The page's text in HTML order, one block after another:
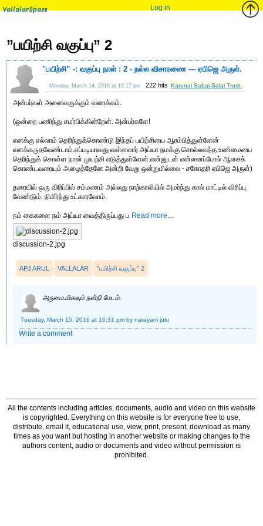
VallalarSpace Log in
”பயிற்சி வகுப்பு” 2
"பயிற்சி” -: வகுப்பு நாள் : 2 - நல்ல விசாரணை --- ஏபிஜெ அருள்.
Monday, March 14, 2016 at 16:17 pm 222 hits Karunai Sabai-Salai Trust.
அன்பர்கள் அனைவருக்கும் வணக்கம்.
(ஒன்றை பணிந்து சமர்பிக்கின்றேன். அன்பர்களே!
எனக்கு எல்லாம் தெரிந்துக்கொண்டு இந்தப் பயிற்சியை ஆரம்பித்துள்ளேன்
எனக்கருதவேண்டாம்.எப்படியாவது வள்ளலார் அய்யா நமக்கு சொல்லவந்த உண்மையை
தெரிந்துக் கொள்ள நான் முயற்சி எடுத்துள்ளேன்.என்னுடன் என்னைப்போல் ஆசைக்
கொண்டவரையும் அழைத்தேனே அன்றி வேறு ஒன்றுமில்லை - சகோதரி ஏபிஜெ அருள்)
தரையில் ஒரு விரிப்பில் சம்மணம் அல்லது நாற்காலியில் அமர்ந்து கால் மாட்டில் விரிப்பு
வேண்டும். நிமிர்ந்து உட்காரவோம்.
நம் கைகளை நம் அய்யா வைத்திருப்பது ப Read more...
discussion-2.jpg
APJ ARUL VALLALAR ”பயிற்சி வகுப்பு” 2
அருமை.மிகவும் நன்றி மேடம்.
Tuesday, March 15, 2016 at 16:31 pm by narayani julu
Write a comment
All the contents including articles, documents, audio and video on this website
is copyrighted. Everything on this website is for everyone free to use,
distribute, email it, educational use, view, print, present, download as many
times as you want but hosting in another website or making changes to the
authors content, audio or documents and video without permission is
prohibited.